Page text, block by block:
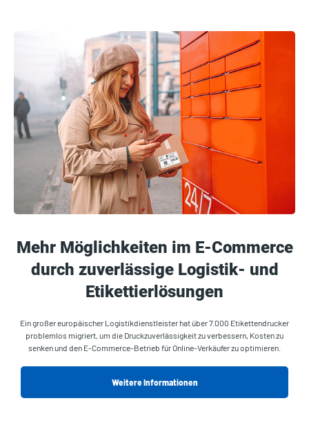
Mehr Möglichkeiten im E-Commerce
durch zuverlässige Logistik- und
Etikettierlösungen
Ein großer europäischer Logistikdienstleister hat über 7.000 Etikettendrucker
problemlos migriert, um die Druckzuverlässigkeit zu verbessern, Kosten zu
senken und den E-Commerce-Betrieb für Online-Verkäufer zu optimieren.
Weitere Informationen